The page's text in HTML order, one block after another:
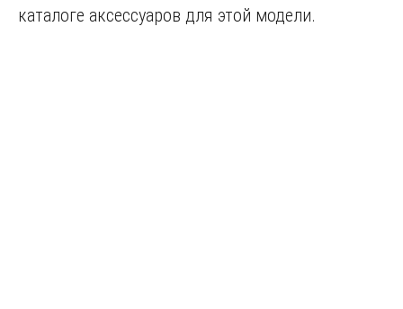
каталоге аксессуаров для этой модели.